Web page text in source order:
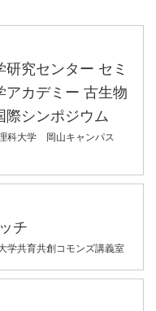
研究センター セミ
カデミー 古生物
際シンポジウム
科大学 岡山キャンパス
チ
学共育共創コモンズ講義室